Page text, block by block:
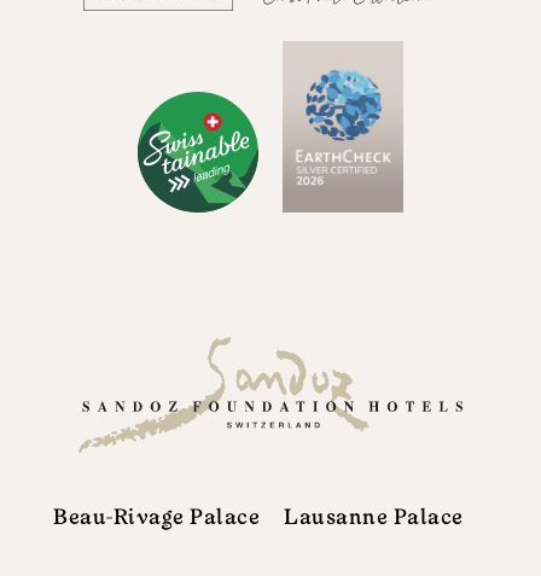
Beau-Rivage Palace Lausanne Palace